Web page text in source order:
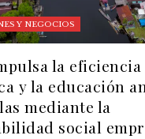
Y NEGOCIOS
la eficiencia
y la educación
mediante la
social